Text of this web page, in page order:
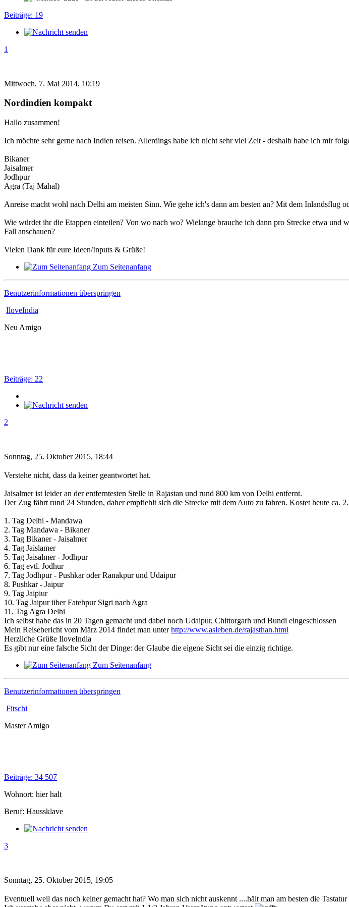
Beiträge: 19
1
Mittwoch, 7. Mai 2014, 10:19
Nordindien kompakt
Hallo zusammen!
Ich möchte sehr gerne nach Indien reisen. Allerdings habe ich nicht sehr viel Zeit - deshalb habe ich mir
Bikaner
Jaisalmer
Jodhpur
Agra (Taj Mahal)
Anreise macht wohl nach Delhi am meisten Sinn. Wie gehe ich's dann am besten an? Mit dem
Wie würdet ihr die Etappen einteilen? Von wo nach wo? Wielange brauche ich dann pro Strecke etwa
Fall anschauen?
Vielen Dank für eure Ideen/Inputs & Grüße!
Zum Seitenanfang
Benutzerinformationen überspringen
IloveIndia
Neu Amigo
Beiträge: 22
2
Sonntag, 25. Oktober 2015, 18:44
Verstehe nicht, dass da keiner geantwortet hat.
Jaisalmer ist leider an der entferntesten Stelle in Rajastan und rund 800 km von Delhi entfernt.
Der Zug fährt rund 24 Stunden, daher empfiehlt sich die Strecke mit dem Auto zu fahren. Kostet heute ca.
1. Tag Delhi - Mandawa
2. Tag Mandawa - Bikaner
3. Tag Bikaner - Jaisalmer
4. Tag Jaislamer
5. Tag Jaisalmer - Jodhpur
6. Tag evtl. Jodhur
7. Tag Jodhpur - Pushkar oder Ranakpur und Udaipur
8. Pushkar - Jaipur
9. Tag Jaipiur
10. Tag Jaipur über Fatehpur Sigri nach Agra
11. Tag Agra Delhi
Ich selbst habe das in 20 Tagen gemacht und dabei noch Udaipur, Chittorgarh und Bundi eingeschlossen
Mein Reisebericht vom März 2014 findet man unterhttp://www.asleben.de/rajasthan.html
Herzliche Grüße IloveIndia
Es gibt nur eine falsche Sicht der Dinge: der Glaube die eigene Sicht sei die einzig richtige.
Zum Seitenanfang
Benutzerinformationen überspringen
Fitschi
Master Amigo
Beiträge: 34 507
Wohnort: hier halt
Beruf: Haussklave
3
Sonntag, 25. Oktober 2015, 19:05
Eventuell weil das noch keiner gemacht hat? Wo man sich nicht auskennt ....hält man am besten die Tastatur